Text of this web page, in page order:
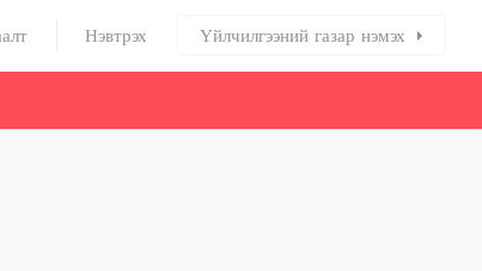
Нэвтрэх Үйлчилгээний газар нэмэх